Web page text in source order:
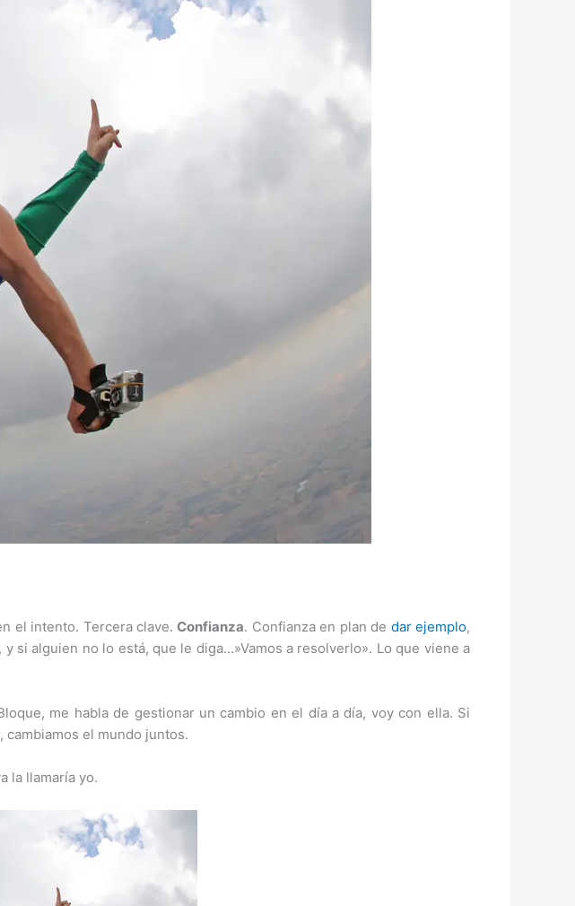
el intento. Tercera clave.Confianza. Confianza en plan de dar ejemplo,
si alguien no lo está, que le diga…»Vamos a resolverlo». Lo que viene a
me habla de gestionar un cambio en el día a día, voy con ella. Si
el mundo juntos.
la llamaría yo.